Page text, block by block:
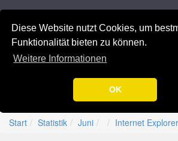
Diese Website nutzt Cookies, um
Funktionalität bieten zu können.
Weitere Informationen
OK
Navigation
Previous-=[Nation-
Start Statistik Juni Internet Explorer